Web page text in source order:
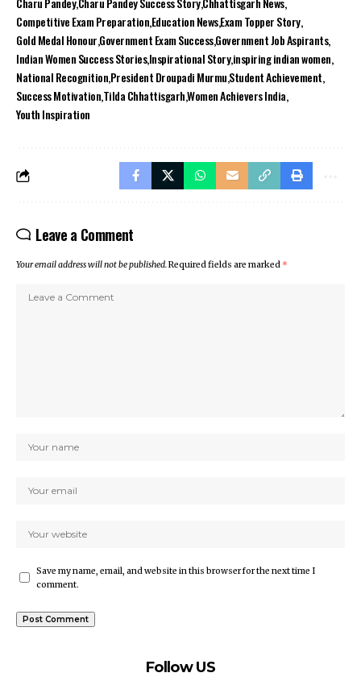
Competitive Exam PreparationEducation NewsExam Topper Story
Gold Medal HonourGovernment Exam SuccessGovernment Job Aspirants
Indian Women Success StoriesInspirational Storyinspiring indian women
National RecognitionPresident Droupadi MurmuStudent Achievement
Success MotivationTilda ChhattisgarhWomen Achievers India
Youth Inspiration
Leave a Comment
Your email address will not be published.Required fields are marked *
Save my name, email, and website in this browser for the next time I
comment.
Follow US